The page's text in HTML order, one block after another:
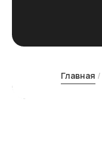
Главная